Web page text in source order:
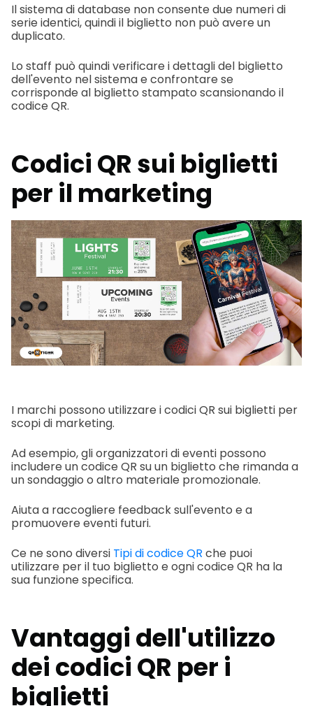
Il sistema di database non consente due numeri di
serie identici, quindi il biglietto non può avere un
duplicato.
Lo staff può quindi verificare i dettagli del biglietto
dell'evento nel sistema e confrontare se
corrisponde al biglietto stampato scansionando il
codice QR.
Codici QR sui biglietti
per il marketing
I marchi possono utilizzare i codici QR sui biglietti per
scopi di marketing.
Ad esempio, gli organizzatori di eventi possono
includere un codice QR su un biglietto che rimanda a
un sondaggio o altro materiale promozionale.
Aiuta a raccogliere feedback sull'evento e a
promuovere eventi futuri.
Ce ne sono diversi Tipi di codice QR che puoi
utilizzare per il tuo biglietto e ogni codice QR ha la
sua funzione specifica.
Vantaggi dell'utilizzo
dei codici QR per i
biglietti